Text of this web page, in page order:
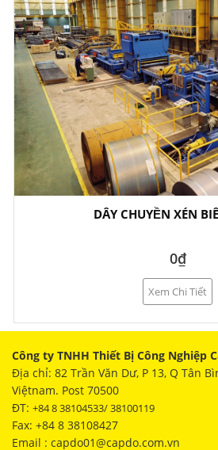
DÂY CHUYỀN XÉN
0₫
Xem Chi Tiết
Công ty TNHH Thiết Bị Công Nghiệp
Địa chỉ: 82 Trần Văn Dư, P 13, Q Tân
Việtnam. Post 70500
ĐT: +84 8 38104533/ 38100119
Fax: +84 8 38108427
Email : capdo01@capdo.com.vn